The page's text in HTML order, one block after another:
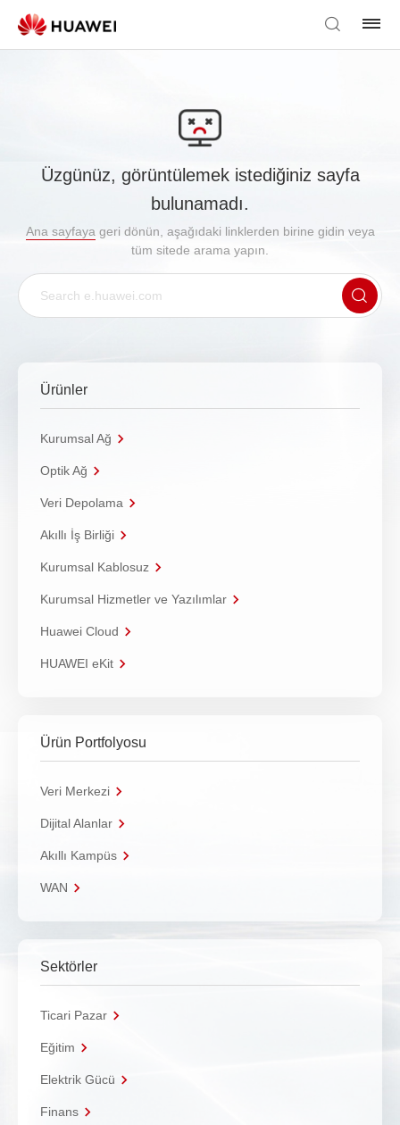
Üzgünüz, görüntülemek istediğiniz sayfa
bulunamadı.
Ana sayfaya geri dönün, aşağıdaki linklerden birine gidin veya
tüm sitede arama yapın.
Ürünler
Kurumsal Ağ
Optik Ağ
Veri Depolama
Akıllı İş Birliği
Kurumsal Kablosuz
Kurumsal Hizmetler ve Yazılımlar
Huawei Cloud
HUAWEI eKit
Ürün Portfolyosu
Veri Merkezi
Dijital Alanlar
Akıllı Kampüs
WAN
Sektörler
Ticari Pazar
Eğitim
Elektrik Gücü
Finans